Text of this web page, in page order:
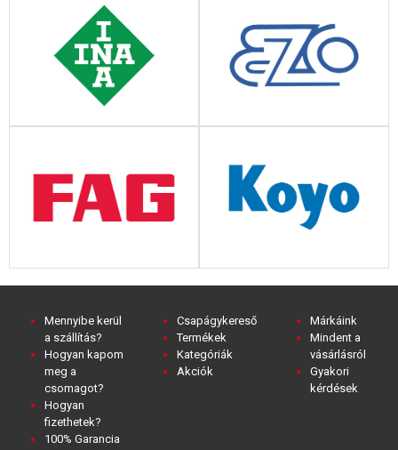
Mennyibe kerül
a szállítás?
Hogyan kapom
meg a
csomagot?
Hogyan
fizethetek?
100% Garancia
Csapágykereső
Termékek
Kategóriák
Akciók
Márkáink
Mindent a
vásárlásról
Gyakori
kérdések